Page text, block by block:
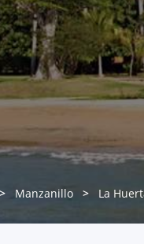
Manzanillo La